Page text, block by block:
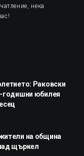
нека
Раковски
годишни юбилея
на община
щъркел